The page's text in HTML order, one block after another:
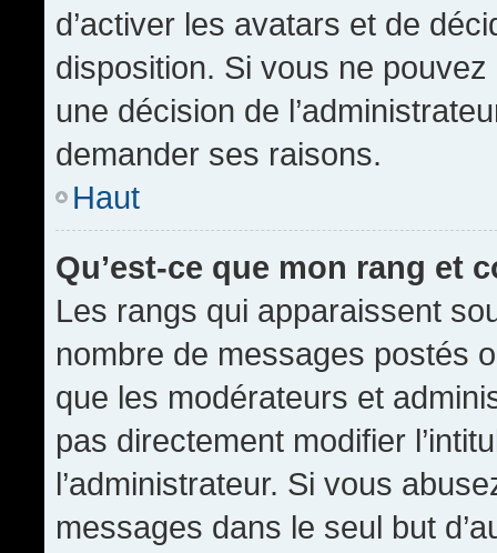
d’activer les avatars et de
disposition. Si vous ne pouvez
une décision de
demander ses raisons.
Haut
Qu’est-ce que mon rang et
Les rangs qui apparaissent
nombre de messages postés
que les modérateurs et
pas directement modifier
l’administrateur. Si vous
messages dans le seul but